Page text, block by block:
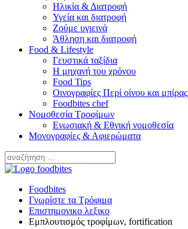
Ηλικία & Διατροφή
Υγεία και διατροφή
Ζούμε υγιεινά
Άθληση και διατροφή
Food & Lifestyle
Γευστικά ταξίδια
Η μηχανή του χρόνου
Food Tips
Οινογραφίες Περί οίνου και μπίρας
Foodbites chef
Νομοθεσία Τροφίμων
Ενωσιακή & Εθνική νομοθεσία
Μονογραφίες & Αφιερώματα
Foodbites
Γνωρίστε τα Τρόφιμα
Επιστημονικο λεξικο
Εμπλουτισμός τροφίμων, fortification